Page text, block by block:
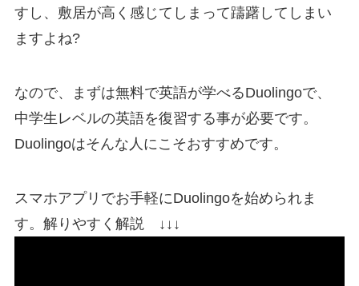
すし、敷居が高く感じてしまって躊躇してしまい
ますよね?
なので、まずは無料で英語が学べるDuolingoで、
中学生レベルの英語を復習する事が必要です。
Duolingoはそんな人にこそおすすめです。
スマホアプリでお手軽にDuolingoを始められま
す。解りやすく解説 ↓↓↓